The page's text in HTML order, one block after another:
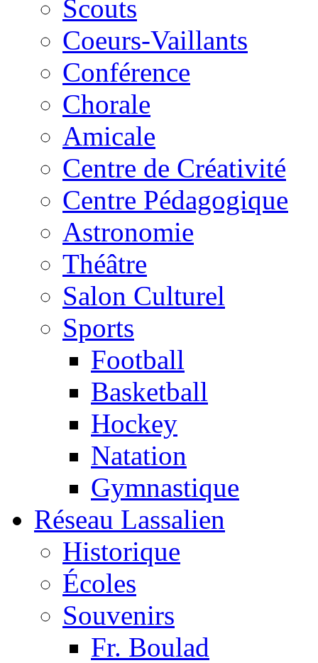
Scouts
Coeurs-Vaillants
Conférence
Chorale
Amicale
Centre de Créativité
Centre Pédagogique
Astronomie
Théâtre
Salon Culturel
Sports
Football
Basketball
Hockey
Natation
Gymnastique
Réseau Lassalien
Historique
Écoles
Souvenirs
Fr. Boulad